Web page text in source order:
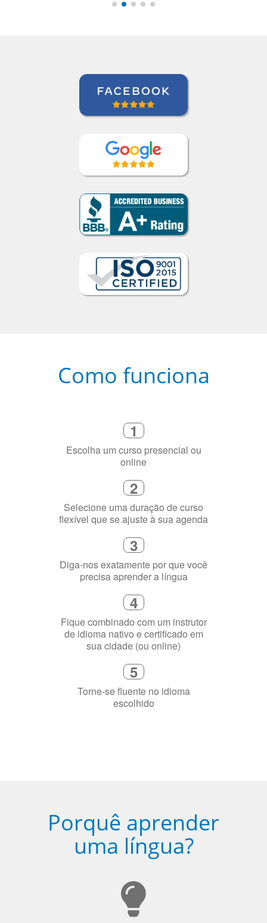
Como funciona
1
Escolha um curso presencial ou
online
2
Selecione uma duração de curso
flexível que se ajuste à sua agenda
3
Diga-nos exatamente por que você
precisa aprender a língua
4
Fique combinado com um instrutor
de idioma nativo e certificado em
sua cidade (ou online)
5
Torne-se fluente no idioma
escolhido
Porquê aprender
uma língua?